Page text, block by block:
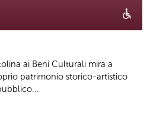
ai Beni Culturali mira a
patrimonio storico-artistico